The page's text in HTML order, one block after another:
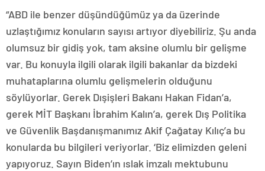
“ABD ile benzer düşündüğümüz ya da üzerinde
uzlaştığımız konuların sayısı artıyor diyebiliriz. Şu anda
olumsuz bir gidiş yok, tam aksine olumlu bir gelişme
var. Bu konuyla ilgili olarak ilgili bakanlar da bizdeki
muhataplarına olumlu gelişmelerin olduğunu
söylüyorlar. Gerek Dışişleri Bakanı Hakan Fidan’a,
gerek MİT Başkanı İbrahim Kalın’a, gerek Dış Politika
ve Güvenlik Başdanışmanımız Akif Çağatay Kılıç’a bu
konularda bu bilgileri veriyorlar. ‘Biz elimizden geleni
yapıyoruz. Sayın Biden’ın ıslak imzalı mektubunu